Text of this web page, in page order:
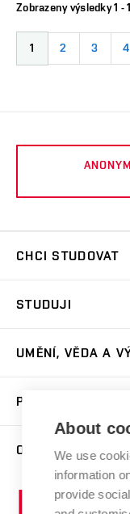
Zobrazeny výsledky 1 -
1 2 3 4
CHCI STUDOVAT
Přijímačky
Dny otevřených
Přípravné kurzy
Studium bez bariér
Katedra teorií a
Kabinety a dílny
STUDUJI
Časový plán studia
Studijní předpisy a
Studium a stáže v
Rezidenční pobyty
Odborná praxe
UMĚNÍ, VĚDA A
Publikační činnost
Projekty
Výstavy
PRO VEŘEJNOST
Letní školy a
Nakladatelská a
Research Catalogue
O FAKULTĚ
Aktuality
About
We use
information
provide